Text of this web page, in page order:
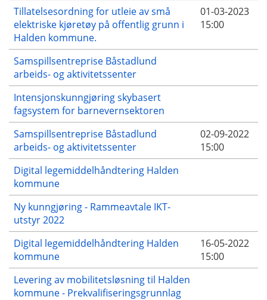
Tillatelsesordning for utleie av små
elektriske kjøretøy på offentlig grunn i
Halden kommune.
01-03-2023
15:00
Samspillsentreprise Båstadlund
arbeids- og aktivitetssenter
Intensjonskunngjøring skybasert
fagsystem for barnevernsektoren
Samspillsentreprise Båstadlund
arbeids- og aktivitetssenter
02-09-2022
15:00
Digital legemiddelhåndtering Halden
kommune
Ny kunngjøring - Rammeavtale IKT-
utstyr 2022
Digital legemiddelhåndtering Halden
kommune
16-05-2022
15:00
Levering av mobilitetsløsning til Halden
kommune - Prekvalifiseringsgrunnlag